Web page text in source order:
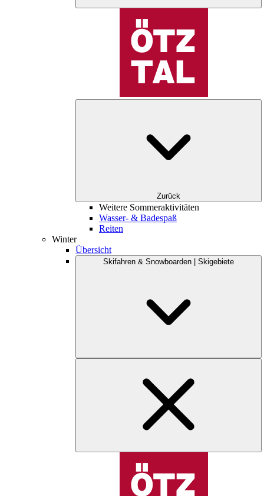
Zurück
Weitere Sommeraktivitäten
Wasser- & Badespaß
Reiten
Winter
Übersicht
Skifahren & Snowboarden | Skigebiete